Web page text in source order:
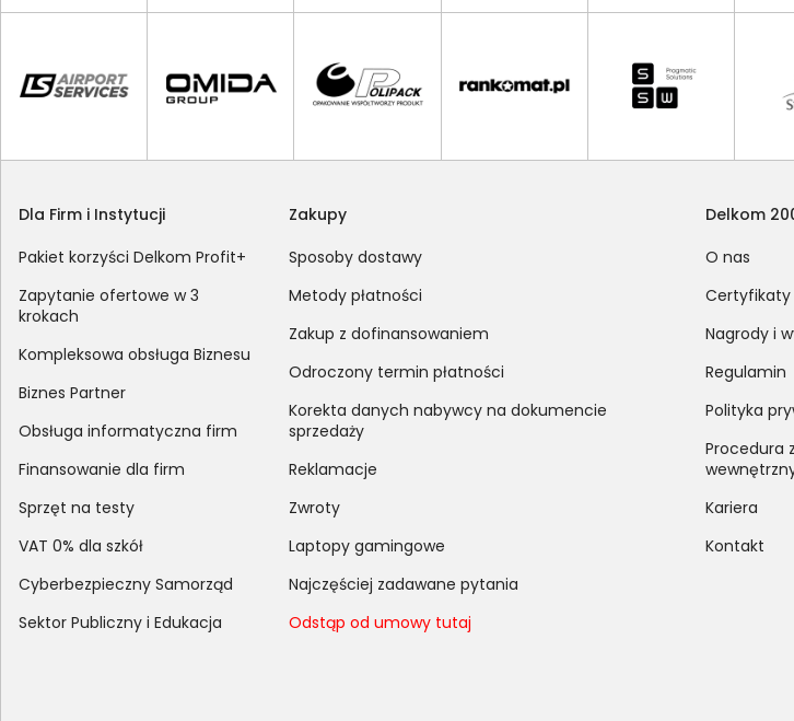
Dla Firm i Instytucji
Pakiet korzyści Delkom Profit+
Zapytanie ofertowe w 3
krokach
Kompleksowa obsługa Biznesu
Biznes Partner
Obsługa informatyczna firm
Finansowanie dla firm
Sprzęt na testy
VAT 0% dla szkół
Cyberbezpieczny Samorząd
Sektor Publiczny i Edukacja
Zakupy
Sposoby dostawy
Metody płatności
Zakup z dofinansowaniem
Odroczony termin płatności
Korekta danych nabywcy na dokumencie
sprzedaży
Reklamacje
Zwroty
Laptopy gamingowe
Najczęściej zadawane pytania
Odstąp od umowy tutaj
Delkom
O nas
Nagrody i
Regulamin
Polityka
Procedura
Kariera
Kontakt